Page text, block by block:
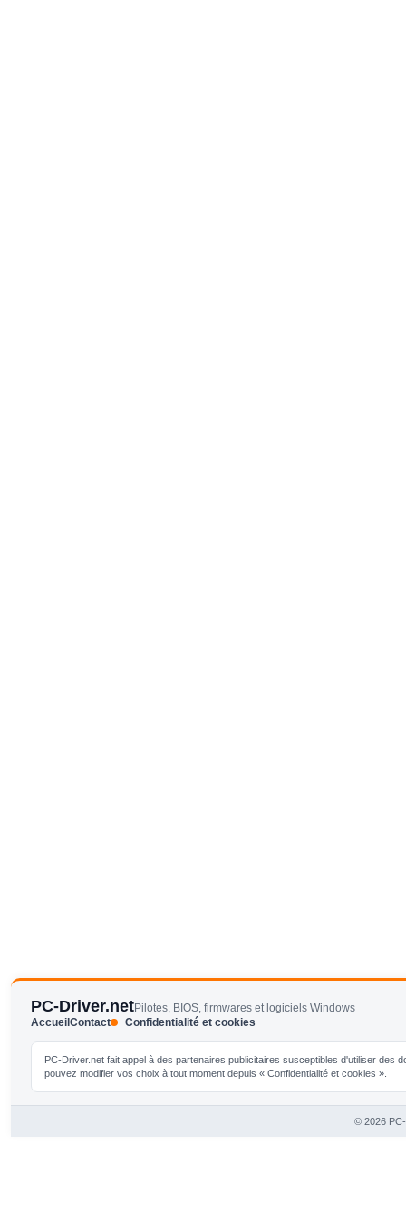
PC-Driver.netPilotes, BIOS, firmwares et logiciels Windows
AccueilContact Confidentialité et cookies
PC-Driver.net fait appel à des partenaires publicitaires susceptibles d'utiliser
pouvez modifier vos choix à tout moment depuis « Confidentialité et cookies ».
© 2026